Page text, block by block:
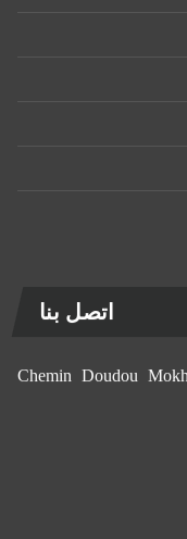
اتصل بنا
11, Chemin Doudou